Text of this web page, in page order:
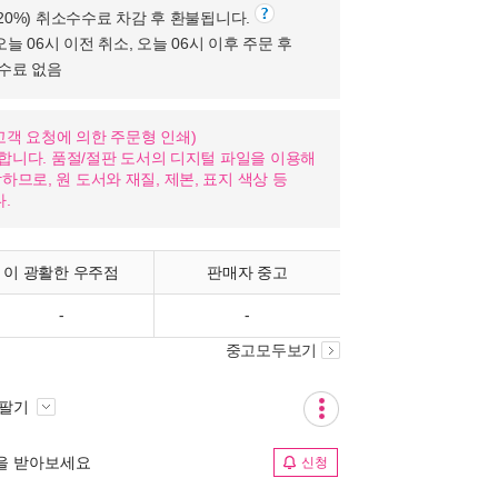
취소수수료 차감 후 환불됩니다.
06시 이전 취소, 오늘 06시 이후 주문 후
료 없음
요청에 의한 주문형 인쇄)
니다. 품절/절판 도서의 디지털 파일을 이용해
므로, 원 도서와 재질, 제본, 표지 색상 등
이 광활한 우주점 판매자 중고
- -
중고모두보기
기
받아보세요 신청